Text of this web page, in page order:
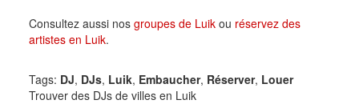
Consultez aussi nos groupes de Luikou réservez des
artistes en Luik.
Tags: DJ, DJs, Luik, Embaucher, Réserver, Louer
Trouver des DJs de villes en Luik